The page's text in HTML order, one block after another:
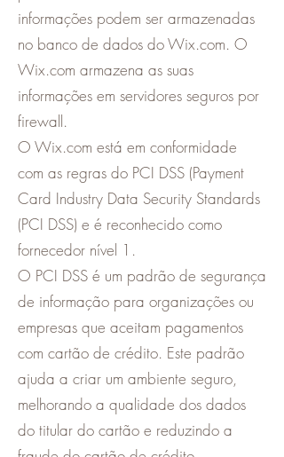
informações podem ser armazenadas
no banco de dados do Wix.com. O
Wix.com armazena as suas
informações em servidores seguros por
firewall.
O Wix.com está em conformidade
com as regras do PCI DSS (Payment
Card Industry Data Security Standards
(PCI DSS) e é reconhecido como
fornecedor nível 1.
O PCI DSS é um padrão de segurança
de informação para organizações ou
empresas que aceitam pagamentos
com cartão de crédito. Este padrão
ajuda a criar um ambiente seguro,
melhorando a qualidade dos dados
do titular do cartão e reduzindo a